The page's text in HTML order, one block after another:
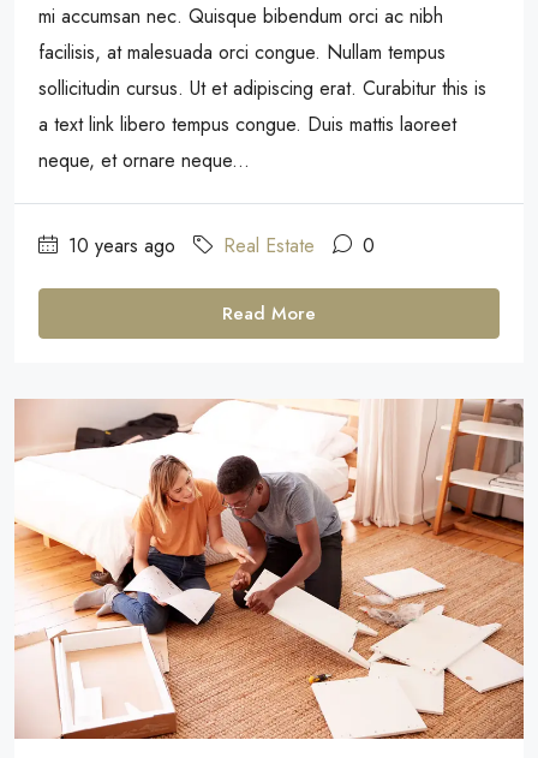
mi accumsan nec. Quisque bibendum orci ac nibh
facilisis, at malesuada orci congue. Nullam tempus
sollicitudin cursus. Ut et adipiscing erat. Curabitur this is
a text link libero tempus congue. Duis mattis laoreet
neque, et ornare neque...
10 years ago Real Estate 0
Read More